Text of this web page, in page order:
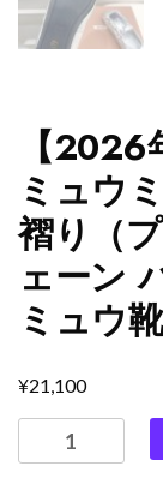
【
ミュウ
褶り（
ェーン
ミュウ
¥21,100
【2026
年